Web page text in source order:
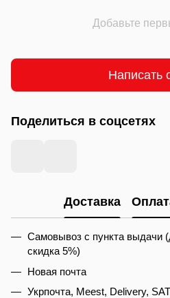
Добавьте
Написать
Поделиться в соцсетях
Доставка
Самовывоз с пункта выдачи
скидка 5%)
Новая почта
Укрпочта, Meest, Delivery,